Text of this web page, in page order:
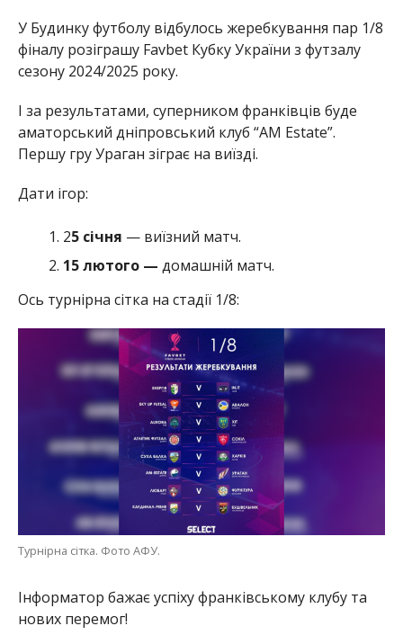
У Будинку футболу відбулось жеребкування пар 1/8
фіналу розіграшу Favbet Кубку України з футзалу
сезону 2024/2025 року.
І за результатами, суперником франківців буде
аматорський дніпровський клуб “AM Estate”.
Першу гру Ураган зіграє на виїзді.
Дати ігор:
25 січня — виїзний матч.
15 лютого — домашній матч.
Ось турнірна сітка на стадії 1/8:
Турнірна сітка. Фото АФУ.
Інформатор бажає успіху франківському клубу та
нових перемог!